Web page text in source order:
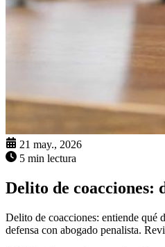
21 may., 2026
5 min lectura
Delito de coacciones:
Delito de coacciones: entiende qué
defensa con abogado penalista.